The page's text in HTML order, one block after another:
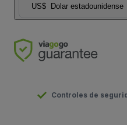
US$ Dolar estadounidense
Controles de